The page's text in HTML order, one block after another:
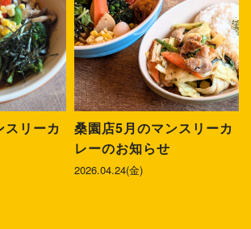
リーカ
桑園店5月のマンスリーカ
レーのお知らせ
2026.04.24(金)